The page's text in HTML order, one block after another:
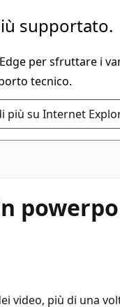
supportato.
per sfruttare i
tecnico.
più su Internet
più di una